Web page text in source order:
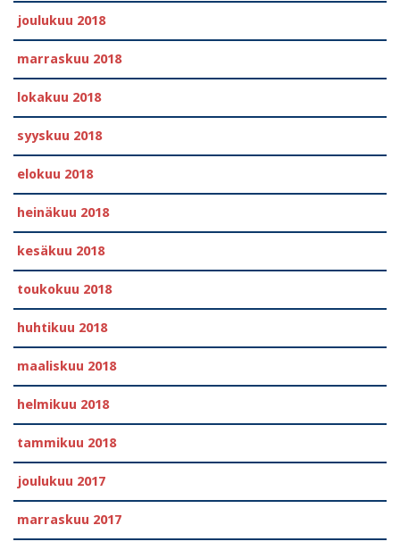
joulukuu 2018
marraskuu 2018
lokakuu 2018
syyskuu 2018
elokuu 2018
heinäkuu 2018
kesäkuu 2018
toukokuu 2018
huhtikuu 2018
maaliskuu 2018
helmikuu 2018
tammikuu 2018
joulukuu 2017
marraskuu 2017